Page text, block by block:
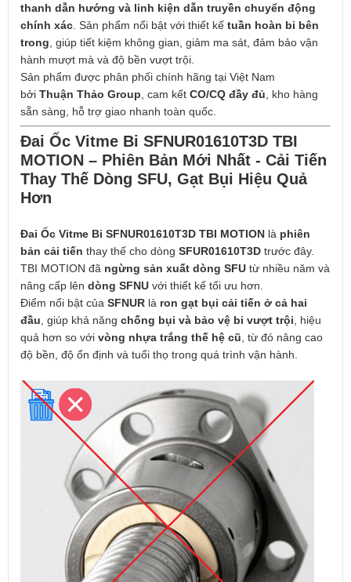
thanh dẫn hướng và linh kiện dẫn truyền chuyển động
chính xác . Sản phẩm nổi bật với thiết kế tuần hoàn bi bên
trong , giúp tiết kiệm không gian, giảm ma sát, đảm bảo vận
hành mượt mà và độ bền vượt trội.
Sản phẩm được phân phối chính hãng tại Việt Nam
bởi Thuận Thảo Group , cam kết CO/CQ đầy đủ , kho hàng
sẵn sàng, hỗ trợ giao nhanh toàn quốc.
Đai Ốc Vitme Bi SFNUR01610T3D TBI
MOTION – Phiên Bản Mới Nhất - Cải Tiến
Thay Thế Dòng SFU, Gạt Bụi Hiệu Quả
Hơn
Đai Ốc Vitme Bi SFNUR01610T3D TBI MOTION là phiên
bản cải tiến thay thế cho dòng SFUR01610T3D trước đây.
TBI MOTION đã ngừng sản xuất dòng SFU từ nhiều năm và
nâng cấp lên dòng SFNU với thiết kế tối ưu hơn.
Điểm nổi bật của SFNUR là ron gạt bụi cải tiến ở cả hai
đầu , giúp khả năng chống bụi và bảo vệ bi vượt trội , hiệu
quả hơn so với vòng nhựa trắng thế hệ cũ , từ đó nâng cao
độ bền, độ ổn định và tuổi thọ trong quá trình vận hành.